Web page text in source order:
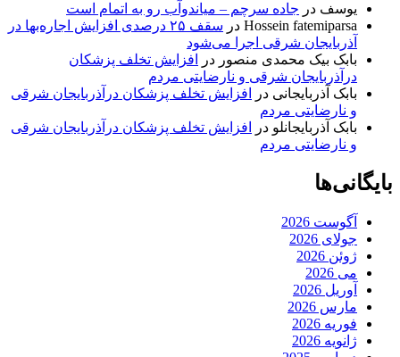
یوسف در جاده سرچم – میاندوآب رو به اتمام است
Hossein fatemiparsa در
سقف ۲۵ درصدی افزایش اجاره‌بها در
آذربایجان شرقی اجرا می‌شود
بابک بیک محمدی منصور در
افزایش تخلف پزشکان
درآذربایجان شرقی و نارضایتی مردم
بابک آذربایجانی در
افزایش تخلف پزشکان درآذربایجان شرقی
و نارضایتی مردم
بابک آذربایجانلو در
افزایش تخلف پزشکان درآذربایجان شرقی
و نارضایتی مردم
بایگانی‌ها
آگوست 2026
جولای 2026
ژوئن 2026
می 2026
آوریل 2026
مارس 2026
فوریه 2026
ژانویه 2026